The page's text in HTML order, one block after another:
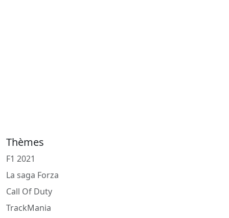
Thèmes
F1 2021
La saga Forza
Call Of Duty
TrackMania